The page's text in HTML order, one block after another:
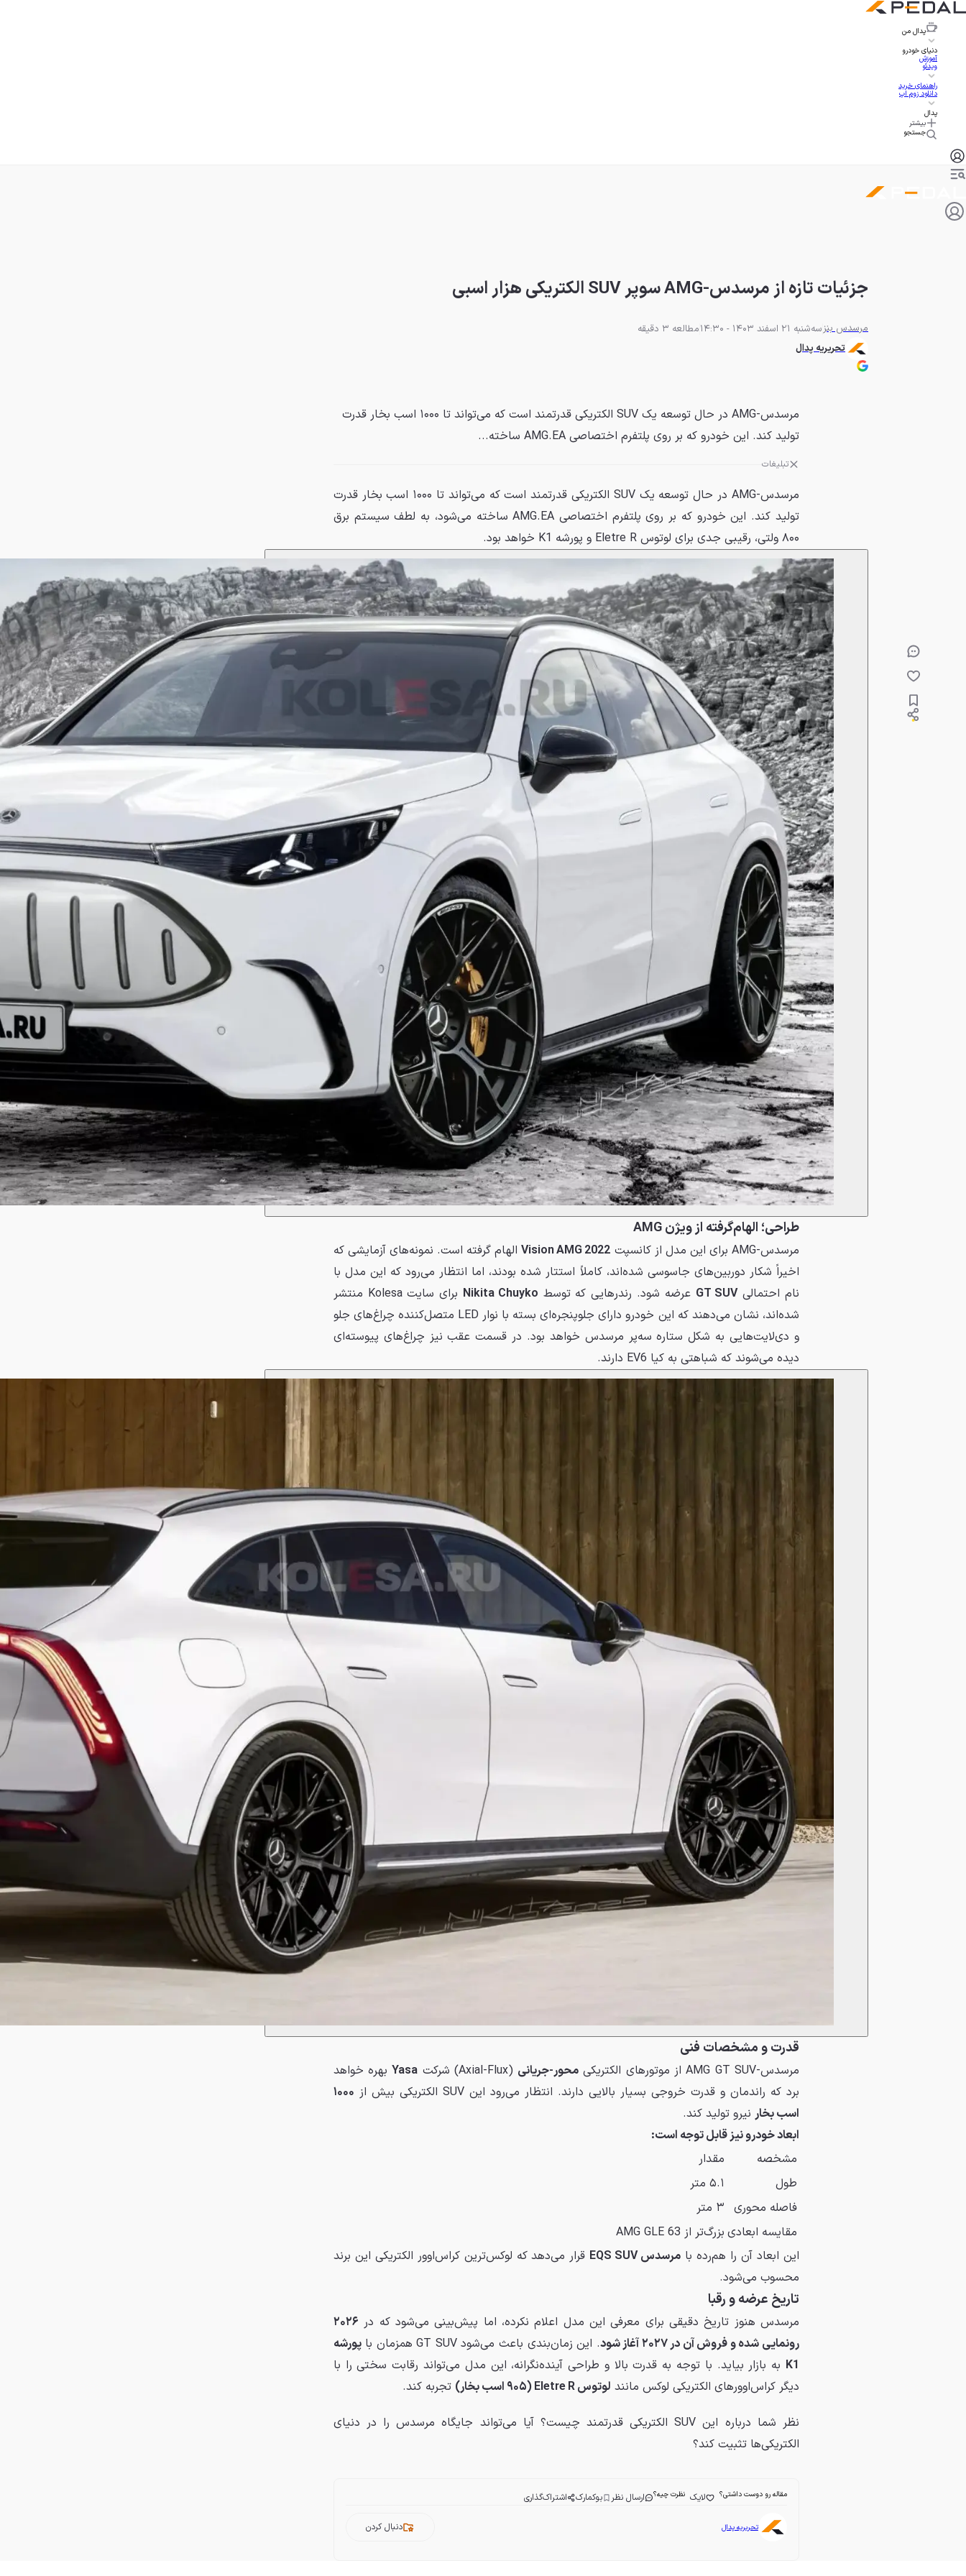
پدال من
دنیای خودرو
آموزش
ویدئو
راهنمای خرید
دانلود زوم اپ
پدال
بیشتر
جستجو
جزئیات تازه از مرسدس-AMG سوپر SUV الکتریکی هزار اسبی
مرسدس بنزسه‌شنبه 21 اسفند 1403 - 14:30
مطالعه 3 دقیقه
تحریریه پدال
مرسدس-AMG در حال توسعه یک SUV الکتریکی قدرتمند است که می‌تواند تا ۱۰۰۰ اسب بخار قدرت
تولید کند. این خودرو که بر روی پلتفرم اختصاصی AMG.EA ساخته...
تبلیغات
مرسدس-AMG در حال توسعه یک SUV الکتریکی قدرتمند است که می‌تواند تا ۱۰۰۰ اسب بخار قدرت
تولید کند. این خودرو که بر روی پلتفرم اختصاصی AMG.EA ساخته می‌شود، به لطف سیستم برق
۸۰۰ ولتی، رقیبی جدی برای لوتوس Eletre R و پورشه K1 خواهد بود.
طراحی؛ الهام‌گرفته از ویژن AMG
مرسدس-AMG برای این مدل از کانسپت Vision AMG 2022الهام گرفته است. نمونه‌های آزمایشی که
اخیراً شکار دوربین‌های جاسوسی شده‌اند، کاملاً استتار شده بودند، اما انتظار می‌رود که این مدل با
نام احتمالیGT SUV عرضه شود. رندرهایی که توسط Nikita Chuyko
برای سایت Kolesa منتشر
شده‌اند، نشان می‌دهند که این خودرو دارای جلوپنجره‌ای بسته با نوار LED متصل‌کننده چراغ‌های جلو
و دی‌لایت‌هایی به شکل ستاره سه‌پر مرسدس خواهد بود. در قسمت عقب نیز چراغ‌های پیوسته‌ای
دیده می‌شوند که شباهتی به کیا EV6 دارند.
قدرت و مشخصات فنی
مرسدس-AMG GT SUV از موتورهای الکتریکی محور-جریانی (Axial-Flux) شرکت Yasaبهره خواهد
برد که راندمان و قدرت خروجی بسیار بالایی دارند. انتظار می‌رود این SUV الکتریکی بیش از
۱۰۰۰
اسب بخار نیرو تولید کند.
ابعاد خودرو نیز قابل توجه است:
مشخصه
مقدار
طول
۵.۱ متر
فاصله محوری ۳ متر
مقایسه ابعادی بزرگ‌تر از AMG GLE 63
این ابعاد آن را هم‌رده با مرسدس EQS SUV
قرار می‌دهد که لوکس‌ترین کراس‌اوور الکتریکی این برند
محسوب می‌شود.
تاریخ عرضه و رقبا
مرسدس هنوز تاریخ دقیقی برای معرفی این مدل اعلام نکرده، اما پیش‌بینی می‌شود که در ۲۰۲۶
رونمایی شده و فروش آن در ۲۰۲۷ آغاز شود
. این زمان‌بندی باعث می‌شود GT SUV همزمان با
پورشه
K1 به بازار بیاید. با توجه به قدرت بالا و طراحی آینده‌نگرانه، این مدل می‌تواند رقابت سختی را با
دیگر کراس‌اوورهای الکتریکی لوکس مانند لوتوس Eletre R (۹۰۵ اسب بخار) تجربه کند.
نظر شما درباره این SUV الکتریکی قدرتمند چیست؟ آیا می‌تواند جایگاه مرسدس را در دنیای
الکتریکی‌ها تثبیت کند؟
مقاله رو دوست داشتی؟ لایک نظرت چیه؟ ارسال نظر بوکمارک اشتراک‌گذاری
تحریریه پدال دنبال کردن